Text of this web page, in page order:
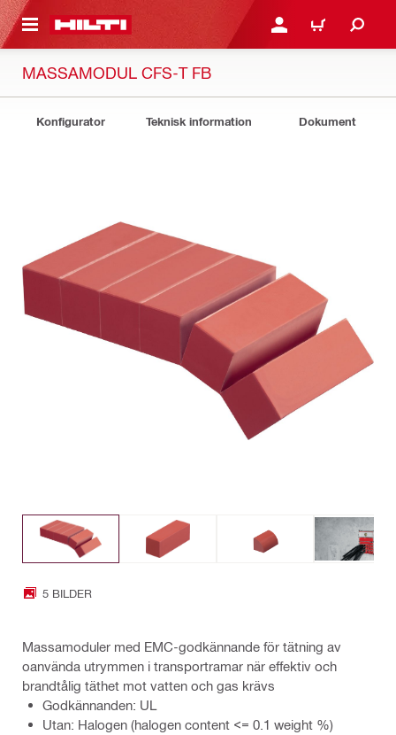
GÅ TILL HUVUDSIDAN LOGGA IN ELLER
VARUKORG
MASSAMODUL CFS-T FB
Konfigurator Teknisk information Dokument
5 BILDER
Massamoduler med EMC-godkännande för tätning av
oanvända utrymmen i transportramar när effektiv och
brandtålig täthet mot vatten och gas krävs
Godkännanden: UL
Utan: Halogen (halogen content <= 0.1 weight %)